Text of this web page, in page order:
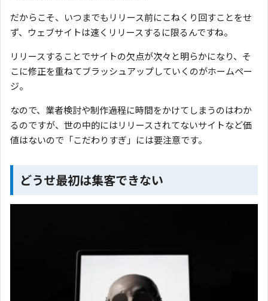
だからこそ、いつまでもリリース前にこねくり回すことをせ
ず、ウェブサイトは速くリリースするに限るんですね。
リリースすることでサイトの欠点が次々と明らかになり、そ
こに修正を重ねてブラッシュアップしていくのがホームペー
ジ。
なので、業者検討や制作過程に時間をかけてしまうのはわか
るのですが、世の中的にはリリースされてないサイトなど価
値はないので「こだわりすぎ」には要注意です。
どうせ最初は集客できない